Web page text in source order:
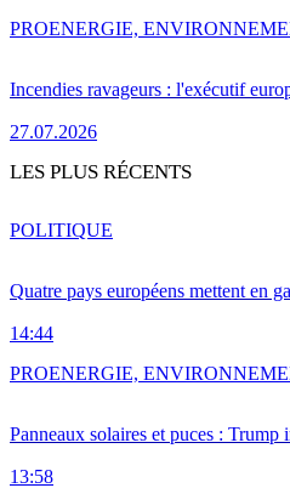
Incendies ravageurs : l'exécutif
27.07.2026
PROENERGIE,
LES PLUS RÉCENTS
Quatre pays européens mettent en
14:44
POLITIQUE
Panneaux solaires et puces :
13:58
PROENERGIE,